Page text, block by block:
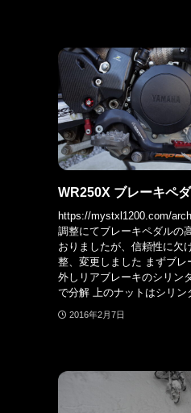
WR250X ブレーキペ
https://mystxl1200.com/
調整にてブレーキペダルの
おりましたが、信頼性に欠
整、変更しました まずブレ
外しリアブレーキのシリン
で分解 上のナットはシリン
2016年2月7日